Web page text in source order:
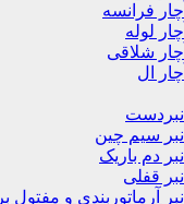
آچار فرانسه
آچار لوله
آچار شلاقی
آچار ال
انبردست
انبر سیم چین
انبر دم باریک
انبر قفلی
انبر آرماتوربندی و مفتول بر